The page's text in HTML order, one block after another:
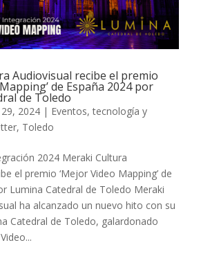
Audiovisual recibe el premio
de España 2024 por
de Toledo
29, 2024| Eventos, tecnología y
, Toledo
2024 Meraki Cultura
el premio ‘Mejor Video Mapping’ de
Lumina Catedral de Toledo Meraki
ha alcanzado un nuevo hito con su
Catedral de Toledo, galardonado